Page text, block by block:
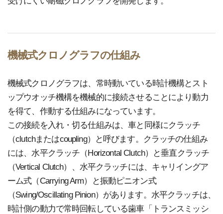
機械式クロノグラフの仕組み
機械式クロノグラフは、常時動いている時計機構とスト
ップウオッチ機構を機械的に接続させることにより動力
を得て、作動する仕組みになっています。
この接続を入れ・切る仕組みは、車と同様にクラッチ
（clutchまたはcoupling）と呼びます。クラッチの仕組み
には、水平クラッチ（Horizontal Clutch）と垂直クラッチ
（Vertical Clutch）、水平クラッチには、キャリイングア
ーム式（Carrying Arm）と振動ピニオン式
（Swing/Oscillating Pinion）があります。水平クラッチは、
時計側の動力で常時回転している歯車「トランスミッシ